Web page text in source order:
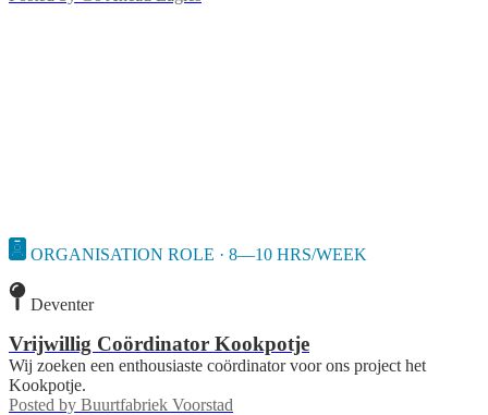
ORGANISATION ROLE · 8—10 HRS/WEEK
Deventer
Vrijwillig Coördinator Kookpotje
Wij zoeken een enthousiaste coördinator voor ons project het
Kookpotje.
Posted by Buurtfabriek Voorstad